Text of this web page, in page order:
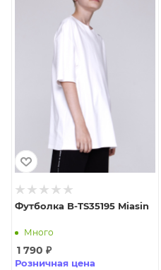
Футболка B-TS35195 Miasin
Много
1 790 ₽
Розничная цена